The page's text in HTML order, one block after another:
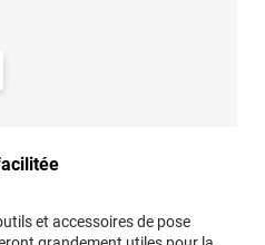
et accessoires de pose